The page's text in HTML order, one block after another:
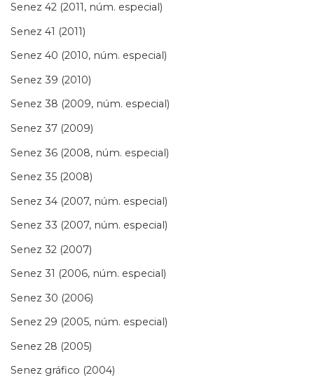
Senez 42 (2011, núm. especial)
Senez 41 (2011)
Senez 40 (2010, núm. especial)
Senez 39 (2010)
Senez 38 (2009, núm. especial)
Senez 37 (2009)
Senez 36 (2008, núm. especial)
Senez 35 (2008)
Senez 34 (2007, núm. especial)
Senez 33 (2007, núm. especial)
Senez 32 (2007)
Senez 31 (2006, núm. especial)
Senez 30 (2006)
Senez 29 (2005, núm. especial)
Senez 28 (2005)
Senez gráfico (2004)